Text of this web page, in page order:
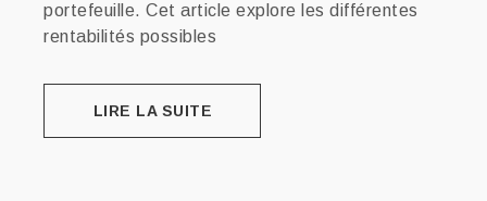
portefeuille. Cet article explore les différentes
rentabilités possibles
LIRE LA SUITE